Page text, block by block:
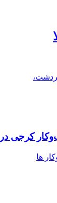
ها